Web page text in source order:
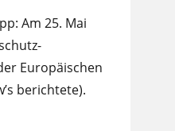
Am 25. Mai
Europäischen
berichtete).